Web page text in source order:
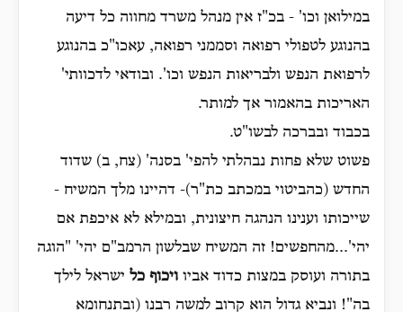
במילואן וכו' - בכ"ז אין מנהל משרד מחווה כל דיעה
בהנוגע לטפולי רפואה וסממני רפואה, עאכו"כ בהנוגע
לרפואת הנפש ולבריאות הנפש וכו'. ובודאי לדכוותי'
האריכות בהאמור אך למותר.
בכבוד ובברכה לבשו"ט.
פשוט שלא פחות נבהלתי להפי' בסנה' (צח, ב) שדוד
החדש (כהביטוי במכתב כת"ר)- דהיינו מלך המשיח -
שייכותו וענינו הנהגה חיצונית, ובמילא לא איכפת אם
יהי'...מהחפשים! זה המשיח שבלשון הרמב"ם יהי' "הוגה
בתורה ועוסק במצות כדוד אביו ויכוף כל ישראל לילך
בה"! ונביא גדול הוא קרוב למשה רבנו (ובתנחומא